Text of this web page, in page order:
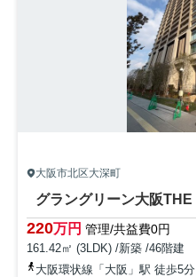
大阪市北区大深町
220万円 管理/共益費0円
161.42㎡ (3LDK) /新築 /46階建
大阪環状線「大阪」駅 徒歩5分